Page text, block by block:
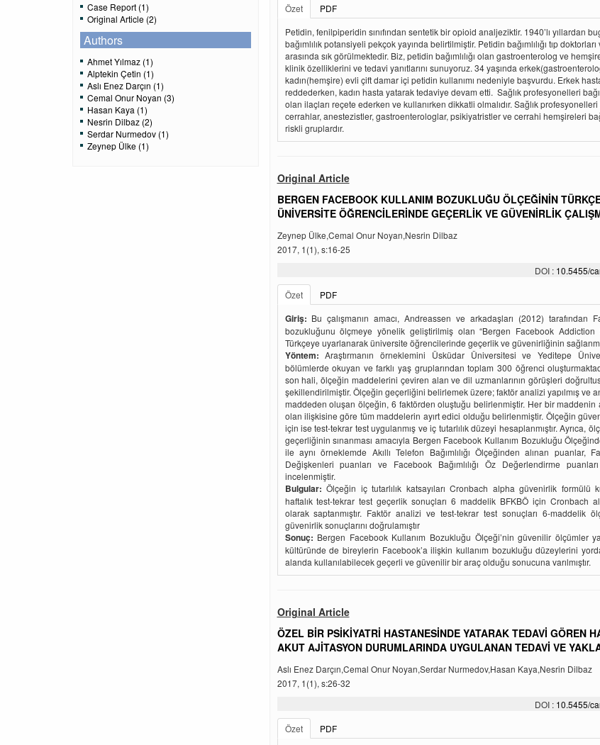
Case Report (1)
Original Article (2)
Authors
Ahmet Yılmaz (1)
Alptekin Çetin (1)
Aslı Enez Darçın (1)
Cemal Onur Noyan (3)
Hasan Kaya (1)
Nesrin Dilbaz (2)
Serdar Nurmedov (1)
Zeynep Ülke (1)
Özet
PDF
Petidin, fenilpiperidin sınıfından sentetik bir opioid analjeziktir. 1940’lı yıllardan
bağımlılık potansiyeli pekçok yayında belirtilmiştir. Petidin bağımlılığı tıp
arasında sık görülmektedir. Biz, petidin bağımlılığı olan gastroenterolog ve
klinik özelliklerini ve tedavi yanıtlarını sunuyoruz. 34 yaşında
kadın(hemşire) evli çift damar içi petidin kullanımı nedeniyle başvurdu. Erkek
reddederken, kadın hasta yatarak tedaviye devam etti. Sağlık profesyonelleri
olan ilaçları reçete ederken ve kullanırken dikkatli olmalıdır. Sağlık profesyonelleri
cerrahlar, anestezistler, gastroenterologlar, psikiyatristler ve cerrahi hemşireleri
riskli gruplardır.
Original Article
BERGEN FACEBOOK KULLANIM BOZUKLUĞU ÖLÇEĞİNİN
ÜNİVERSİTE ÖĞRENCİLERİNDE GEÇERLİK VE GÜVENİRLİK
Zeynep Ülke,Cemal Onur Noyan,Nesrin Dilbaz
2017, 1(1), s:16-25
DOI : 10.5455/
Özet
PDF
Giriş: Bu çalışmanın amacı, Andreassen ve arkadaşları (2012) tarafından
bozukluğunu ölçmeye yönelik geliştirilmiş olan “Bergen Facebook Addiction
Türkçeye uyarlanarak üniversite öğrencilerinde geçerlik ve güvenirliğinin
Yöntem: Araştırmanın örneklemini Üsküdar Üniversitesi ve Yeditepe
bölümlerde okuyan ve farklı yaş gruplarından toplam 300 öğrenci
son hali, ölçeğin maddelerini çeviren alan ve dil uzmanlarının görüşleri
şekillendirilmiştir. Ölçeğin geçerliğini belirlemek üzere; faktör analizi yapılmış ve
maddeden oluşan ölçeğin, 6 faktörden oluştuğu belirlenmiştir. Her bir maddenin
olan ilişkisine göre tüm maddelerin ayırt edici olduğu belirlenmiştir. Ölçeğin
için ise test-tekrar test uygulanmış ve iç tutarlılık düzeyi hesaplanmıştır. Ayrıca,
geçerliğinin sınanması amacıyla Bergen Facebook Kullanım Bozukluğu
ile aynı örneklemde Akıllı Telefon Bağımlılığı Ölçeğinden alınan puanlar,
Değişkenleri puanları ve Facebook Bağımlılığı Öz Değerlendirme
incelenmiştir.
Bulgular: Ölçeğin iç tutarlılık katsayıları Cronbach alpha güvenirlik formülü
haftalık test-tekrar test geçerlik sonuçları 6 maddelik BFKBÖ için Cronbach
olarak saptanmıştır. Faktör analizi ve test-tekrar test sonuçları 6-maddelik
güvenirlik sonuçlarını doğrulamıştır
Sonuç: Bergen Facebook Kullanım Bozukluğu Ölçeği’nin güvenilir ölçümler
kültüründe de bireylerin Facebook’a ilişkin kullanım bozukluğu düzeylerini
alanda kullanılabilecek geçerli ve güvenilir bir araç olduğu sonucuna varılmıştır.
Original Article
ÖZEL BİR PSİKİYATRİ HASTANESİNDE YATARAK TEDAVİ GÖREN
AKUT AJİTASYON DURUMLARINDA UYGULANAN TEDAVİ VE
Aslı Enez Darçın,Cemal Onur Noyan,Serdar Nurmedov,Hasan Kaya,Nesrin Dilbaz
2017, 1(1), s:26-32
DOI : 10.5455/
Özet
PDF